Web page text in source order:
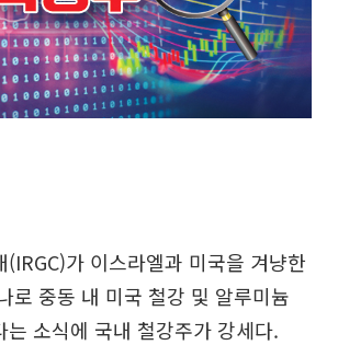
(IRGC)가 이스라엘과 미국을 겨냥한
로 중동 내 미국 철강 및 알루미늄
는 소식에 국내 철강주가 강세다.